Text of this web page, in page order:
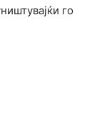
го